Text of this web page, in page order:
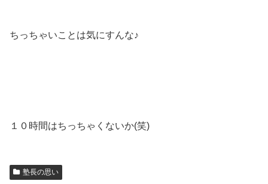
ちっちゃいことは気にすんな♪
１０時間はちっちゃくないか(笑)
塾長の思い